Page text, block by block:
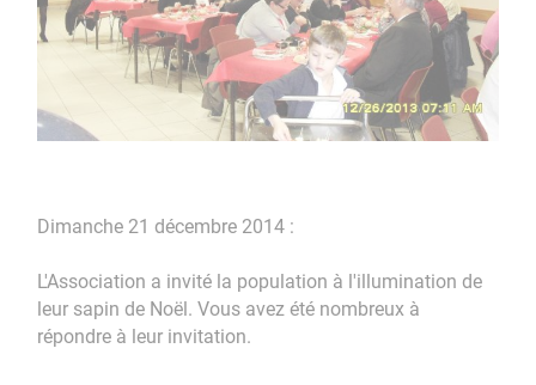
Dimanche 21 décembre 2014 :
L'Association a invité la population à l'illumination de
leur sapin de Noël. Vous avez été nombreux à
répondre à leur invitation.